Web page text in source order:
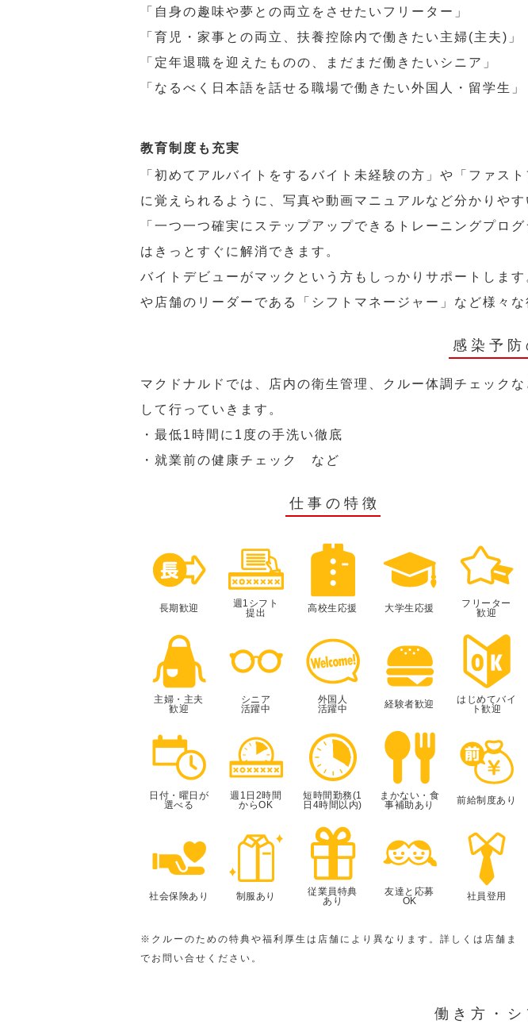
「自身の趣味や夢との両立をさせたいフリーター」
「育児・家事との両立、扶養控除内で働きたい主婦(主夫)」
「定年退職を迎えたものの、まだまだ働きたいシニア」
「なるべく日本語を話せる職場で働きたい外国人・留学生」
教育制度も充実
「初めてアルバイトをするバイト未経験の方」や「ファス
に覚えられるように、写真や動画マニュアルなど分かりや
「一つ一つ確実にステップアップできるトレーニングプロ
はきっとすぐに解消できます。
バイトデビューがマックという方もしっかりサポートしま
や店舗のリーダーである「シフトマネージャー」など様々
感染予
マクドナルドでは、店内の衛生管理、クルー体調チェック
して行っていきます。
・最低1時間に1度の手洗い徹底
・就業前の健康チェック など
仕事の特徴
長期歓迎
週1シフト
提出
高校生応援 大学生応援
フリーター
歓迎
主婦・主夫
歓迎
シニア
活躍中
外国人
活躍中
経験者歓迎
はじめてバイ
ト歓迎
日付・曜日が
選べる
週1日2時間
からOK
短時間勤務(1
日4時間以内)
まかない・食
事補助あり
前給制度あり
社会保険あり 制服あり
従業員特典
あり
友達と応募
OK
社員登用
※クルーのための特典や福利厚生は店舗により異なります。詳しくは店舗ま
でお問い合せください。
働き方・シ